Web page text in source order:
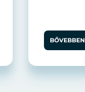
BŐVEBBEN